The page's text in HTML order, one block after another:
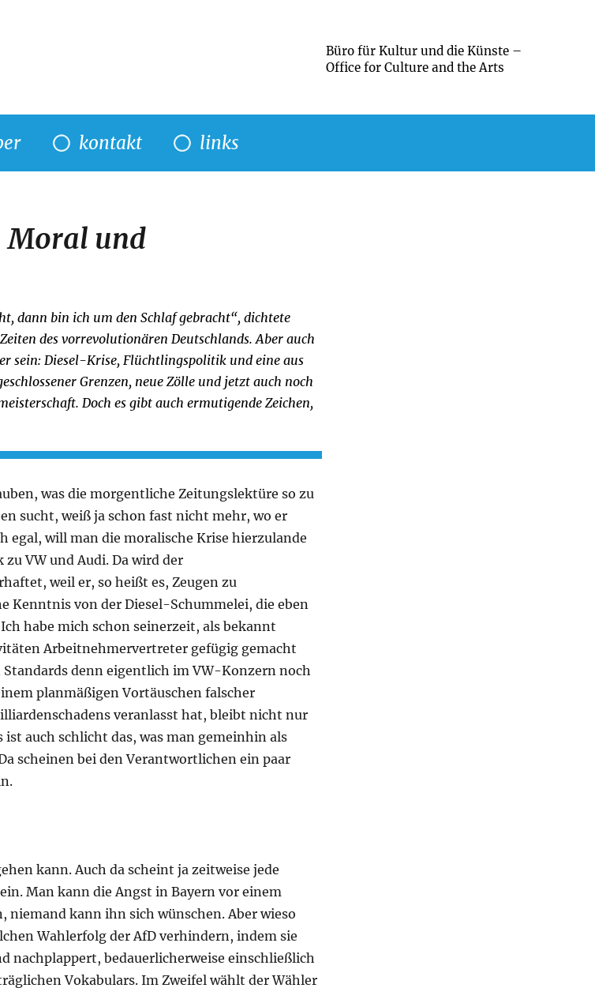
Büro für Kultur und die Künste –
Office for Culture and the Arts
kontakt links
Moral und
dann bin ich um den Schlaf gebracht“, dichtete
des vorrevolutionären Deutschlands. Aber auch
sein: Diesel-Krise, Flüchtlingspolitik und eine aus
Grenzen, neue Zölle und jetzt auch noch
Doch es gibt auch ermutigende Zeichen,
was die morgentliche Zeitungslektüre so zu
sucht, weiß ja schon fast nicht mehr, wo er
egal, will man die moralische Krise hierzulande
VW und Audi. Da wird der
weil er, so heißt es, Zeugen zu
Kenntnis von der Diesel-Schummelei, die eben
habe mich schon seinerzeit, als bekannt
Arbeitnehmervertreter gefügig gemacht
denn eigentlich im VW-Konzern noch
planmäßigen Vortäuschen falscher
veranlasst hat, bleibt nicht nur
auch schlicht das, was man gemeinhin als
scheinen bei den Verantwortlichen ein paar
kann. Auch da scheint ja zeitweise jede
Man kann die Angst in Bayern vor einem
niemand kann ihn sich wünschen. Aber wieso
Wahlerfolg der AfD verhindern, indem sie
nachplappert, bedauerlicherweise einschließlich
Vokabulars. Im Zweifel wählt der Wähler